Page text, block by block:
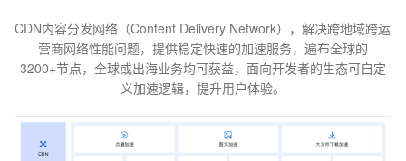
CDN内容分发网络（Content Delivery Network），解决跨地域跨运
营商网络性能问题，提供稳定快速的加速服务，遍布全球的
3200+节点，全球或出海业务均可获益，面向开发者的生态可自定
义加速逻辑，提升用户体验。